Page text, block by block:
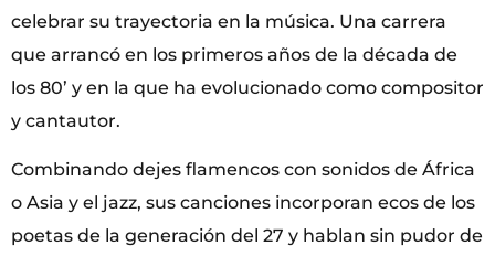
celebrar su trayectoria en la música. Una carrera
que arrancó en los primeros años de la década de
los 80’ y en la que ha evolucionado como compositor
y cantautor.
Combinando dejes flamencos con sonidos de África
o Asia y el jazz, sus canciones incorporan ecos de los
poetas de la generación del 27 y hablan sin pudor de